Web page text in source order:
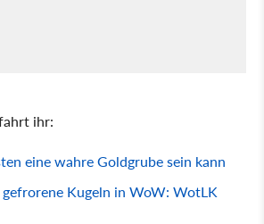
ihr:
eine wahre Goldgrube sein kann
Kugeln in WoW: WotLK